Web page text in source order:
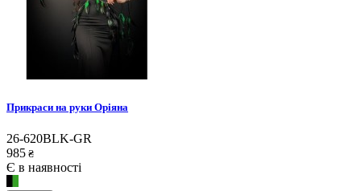
Прикраси на руки Оріяна
26-620BLK-GR
985 ₴
Є в наявності